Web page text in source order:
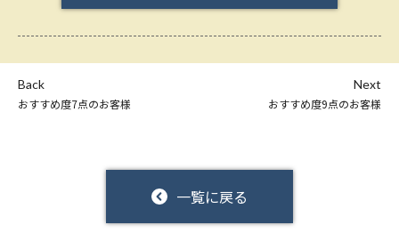
Back
おすすめ度7点のお客様
一覧に戻る
Next
おすすめ度9点のお客様